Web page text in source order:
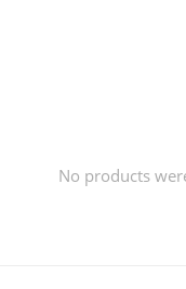
No products